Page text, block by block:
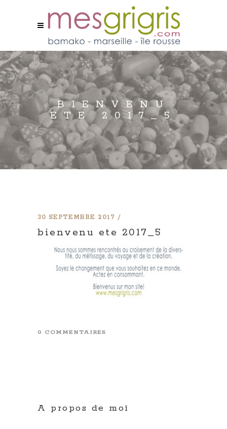
BIENVENU
ETE 2017_5
30 SEPTEMBRE 2017
bienvenu ete 2017_5
0 COMMENTAIRES
A propos de moi